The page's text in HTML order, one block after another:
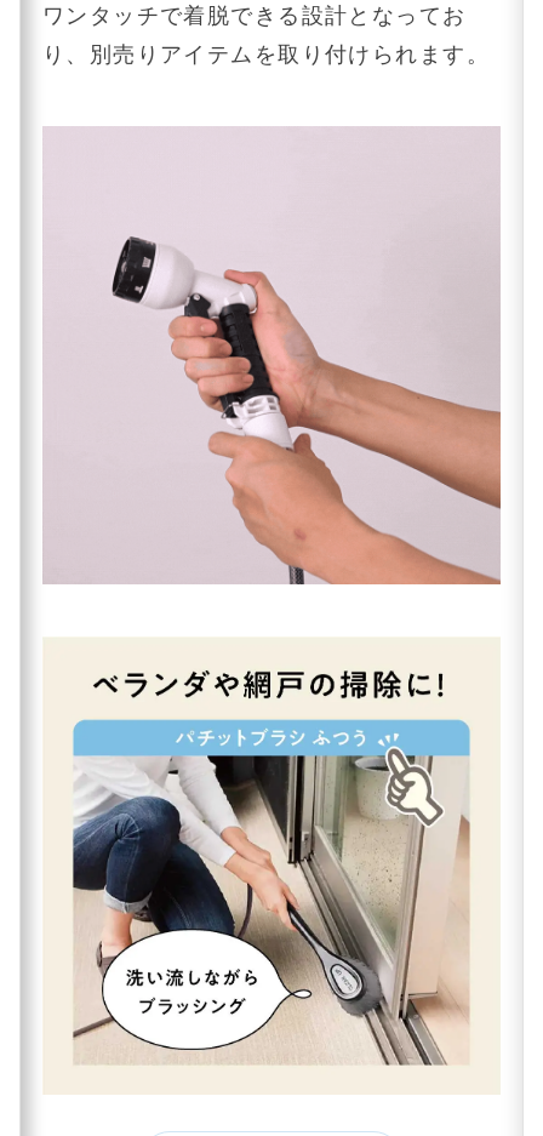
ワンタッチで着脱できる設計となってお
り、別売りアイテムを取り付けられます。